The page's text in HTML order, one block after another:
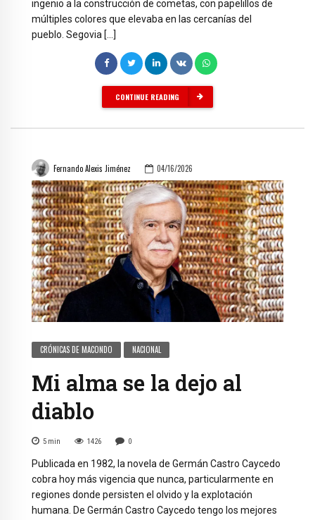
ingenio a la construcción de cometas, con papelillos de
múltiples colores que elevaba en las cercanías del
pueblo. Segovia […]
CONTINUE READING
Fernando Alexis Jiménez 04/16/2026
CRÓNICAS DE MACONDO NACIONAL
Mi alma se la dejo al
diablo
5 min 1426 0
Publicada en 1982, la novela de Germán Castro Caycedo
cobra hoy más vigencia que nunca, particularmente en
regiones donde persisten el olvido y la explotación
humana. De Germán Castro Caycedo tengo los mejores